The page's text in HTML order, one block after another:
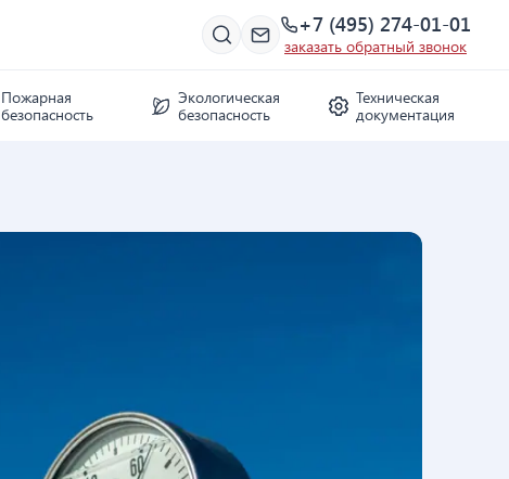
+7 (495) 274-01-01
заказать обратный звонок
Пожарная
безопасность
Экологическая
безопасность
Техническая
документация